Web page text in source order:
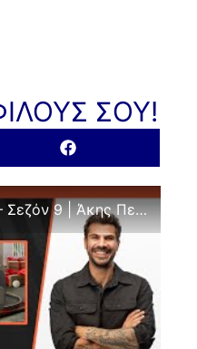
ΣΟΥ!
Share
on
Facebook
Kitchen Lab – Επεισόδιο 24 – Σεζόν 9 | Άκης Πετρετζίκης